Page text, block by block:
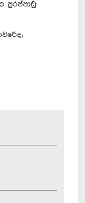
පුරප්පාඩු